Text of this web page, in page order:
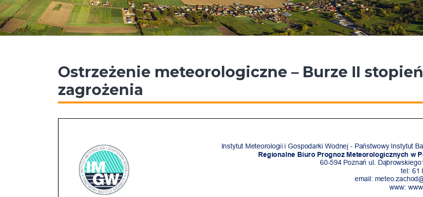
Ostrzeżenie meteorologiczne – Burze II stopień
zagrożenia